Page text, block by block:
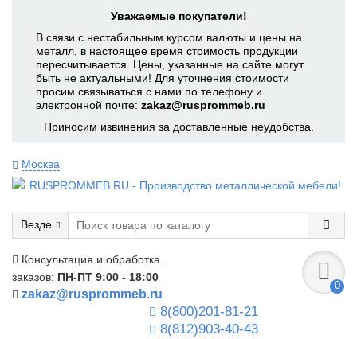
Уважаемые покупатели!
В связи с нестабильным курсом валюты и цены на
металл, в настоящее время стоимость продукции
пересчитывается. Цены, указанные на сайте могут
быть не актуальными! Для уточнения стоимости
просим связываться с нами по телефону и
электронной почте: zakaz@rusprommeb.ru
Приносим извинения за доставленные неудобства.
Москва
Везде
Консультация и обработка
заказов: ПН-ПТ 9:00 - 18:00
zakaz@rusprommeb.ru
8(800)201-81-21
8(812)903-40-43
0